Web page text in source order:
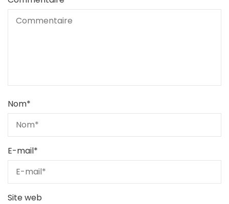
Nom*
E-mail*
Site web